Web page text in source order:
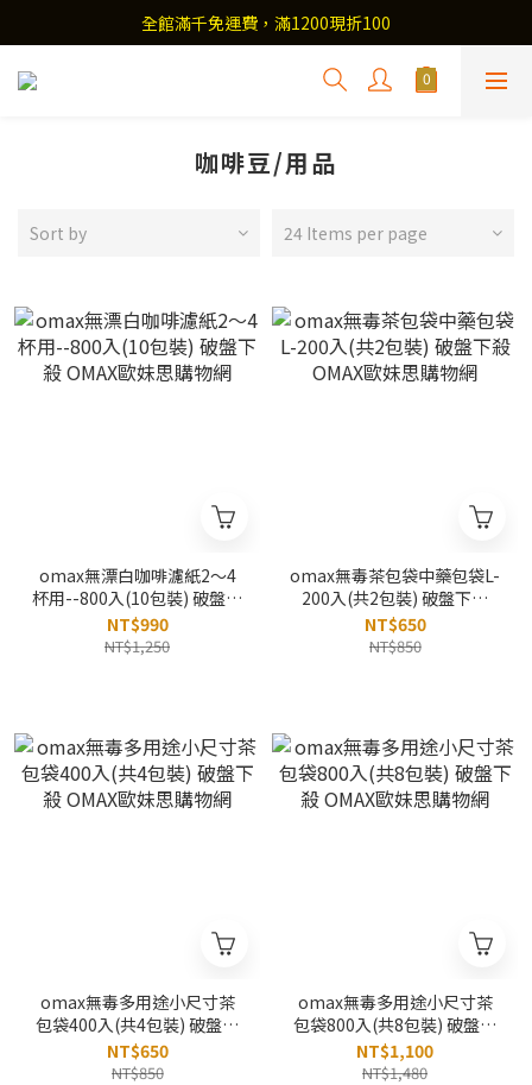
全館滿千免運費，滿1200現折100
咖啡豆/用品
Sort by 24 Items per page
omax無漂白咖啡濾紙2～4
杯用--800入(10包裝) 破盤下
殺 OMAX歐妹思購物網
NT$990
NT$1,250
omax無毒茶包袋中藥包袋L-
200入(共2包裝) 破盤下殺
OMAX歐妹思購物網
NT$650
NT$850
omax無毒多用途小尺寸茶
包袋400入(共4包裝) 破盤下
殺 OMAX歐妹思購物網
NT$650
NT$850
omax無毒多用途小尺寸茶
包袋800入(共8包裝) 破盤下
殺 OMAX歐妹思購物網
NT$1,100
NT$1,480